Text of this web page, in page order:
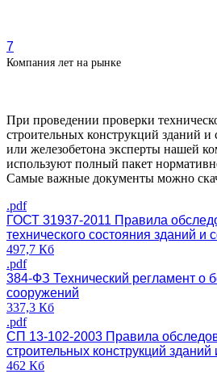
7
Компания лет на рынке
При проведении проверки
строительных конструкций зданий и
или железобетона эксперты нашей
используют полный пакет
Самые важные документы можно
.pdf
ГОСТ 31937-2011 Правила
технического состояния зданий и
497,7 Кб
.pdf
384-ФЗ Технический регламент о
сооружений
337,3 Кб
.pdf
СП 13-102-2003 Правила
строительных конструкций
462 Кб